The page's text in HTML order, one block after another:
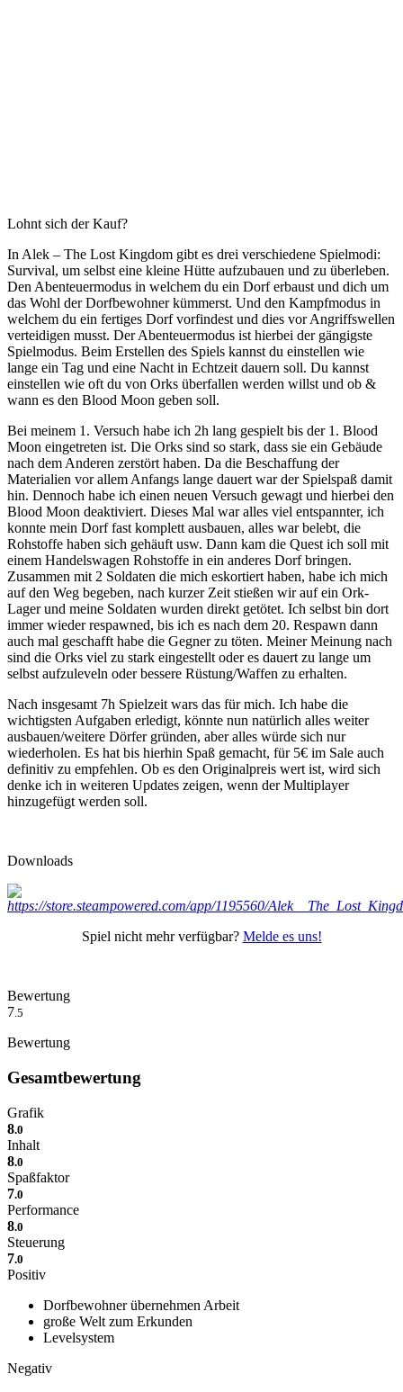
Lohnt sich der Kauf?
In Alek – The Lost Kingdom gibt es drei verschiedene Spielmodi:
Survival, um selbst eine kleine Hütte aufzubauen und zu überleben.
Den Abenteuermodus in welchem du ein Dorf erbaust und dich um
das Wohl der Dorfbewohner kümmerst. Und den Kampfmodus in
welchem du ein fertiges Dorf vorfindest und dies vor Angriffswellen
verteidigen musst. Der Abenteuermodus ist hierbei der gängigste
Spielmodus. Beim Erstellen des Spiels kannst du einstellen wie
lange ein Tag und eine Nacht in Echtzeit dauern soll. Du kannst
einstellen wie oft du von Orks überfallen werden willst und ob &
wann es den Blood Moon geben soll.
Bei meinem 1. Versuch habe ich 2h lang gespielt bis der 1. Blood
Moon eingetreten ist. Die Orks sind so stark, dass sie ein Gebäude
nach dem Anderen zerstört haben. Da die Beschaffung der
Materialien vor allem Anfangs lange dauert war der Spielspaß damit
hin. Dennoch habe ich einen neuen Versuch gewagt und hierbei den
Blood Moon deaktiviert. Dieses Mal war alles viel entspannter, ich
konnte mein Dorf fast komplett ausbauen, alles war belebt, die
Rohstoffe haben sich gehäuft usw. Dann kam die Quest ich soll mit
einem Handelswagen Rohstoffe in ein anderes Dorf bringen.
Zusammen mit 2 Soldaten die mich eskortiert haben, habe ich mich
auf den Weg begeben, nach kurzer Zeit stießen wir auf ein Ork-
Lager und meine Soldaten wurden direkt getötet. Ich selbst bin dort
immer wieder respawned, bis ich es nach dem 20. Respawn dann
auch mal geschafft habe die Gegner zu töten. Meiner Meinung nach
sind die Orks viel zu stark eingestellt oder es dauert zu lange um
selbst aufzuleveln oder bessere Rüstung/Waffen zu erhalten.
Nach insgesamt 7h Spielzeit wars das für mich. Ich habe die
wichtigsten Aufgaben erledigt, könnte nun natürlich alles weiter
ausbauen/weitere Dörfer gründen, aber alles würde sich nur
wiederholen. Es hat bis hierhin Spaß gemacht, für 5€ im Sale auch
definitiv zu empfehlen. Ob es den Originalpreis wert ist, wird sich
denke ich in weiteren Updates zeigen, wenn der Multiplayer
hinzugefügt werden soll.
Downloads
Spiel nicht mehr verfügbar? Melde es uns!
Bewertung
7.5
Bewertung
Gesamtbewertung
Grafik
8.0
Inhalt
8.0
Spaßfaktor
7.0
Performance
8.0
Steuerung
7.0
Positiv
Dorfbewohner übernehmen Arbeit
große Welt zum Erkunden
Levelsystem
Negativ